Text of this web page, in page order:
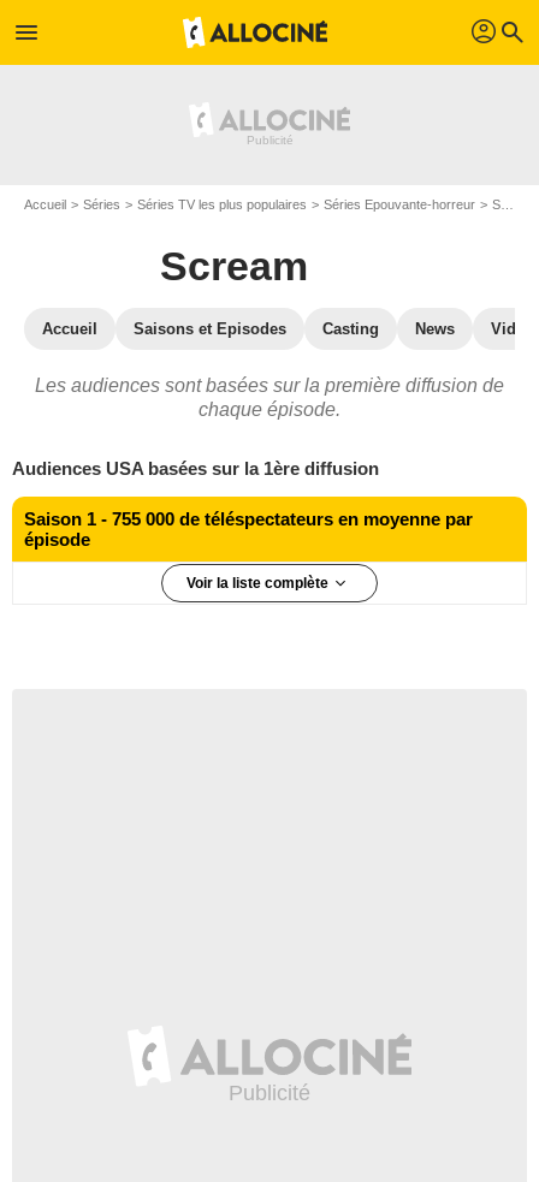
menu profil search
Accueil Séries Séries TV les plus populaires Séries Epouvante-horreur Scream
Scream
Accueil Saisons et Episodes Casting News
Les audiences sont basées sur la première diffusion de
chaque épisode.
Audiences USA basées sur la 1ère diffusion
Saison 1 - 755 000 de téléspectateurs en moyenne par
épisode
Voir la liste complète
1 030 000 téléspectateurs
760 000 téléspectateurs